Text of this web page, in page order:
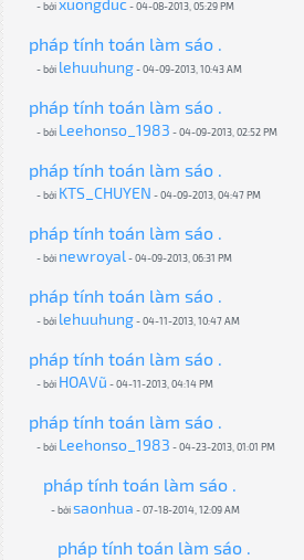
- bởixuongduc- 04-08-2013, 05:29 PM
pháp tính toán làm sáo .
- bởi lehuuhung- 04-09-2013, 10:43 AM
pháp tính toán làm sáo .
- bởi Leehonso_1983 - 04-09-2013, 02:52 PM
pháp tính toán làm sáo .
- bởi KTS_CHUYEN - 04-09-2013, 04:47 PM
pháp tính toán làm sáo .
- bởi newroyal- 04-09-2013, 06:31 PM
pháp tính toán làm sáo .
- bởi lehuuhung- 04-11-2013, 10:47 AM
pháp tính toán làm sáo .
- bởi HOAVũ - 04-11-2013, 04:14 PM
pháp tính toán làm sáo .
- bởi Leehonso_1983 - 04-23-2013, 01:01 PM
pháp tính toán làm sáo .
- bởisaonhua - 07-18-2014, 12:09 AM
pháp tính toán làm sáo .